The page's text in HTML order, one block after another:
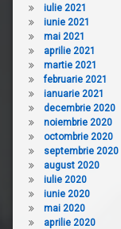
iulie 2021
iunie 2021
mai 2021
aprilie 2021
martie 2021
februarie 2021
ianuarie 2021
decembrie 2020
noiembrie 2020
octombrie 2020
septembrie 2020
august 2020
iulie 2020
iunie 2020
mai 2020
aprilie 2020